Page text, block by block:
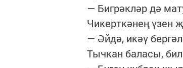
— Бигрәкләр дә
Чикерткәнең үзен
— Әйдә, икәү
Тычкан баласы,